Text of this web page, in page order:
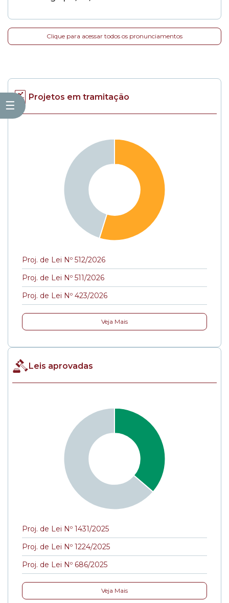
☰
Clique para acessar todos os pronunciamentos
Projetos em tramitação
Proj. de Lei Nº 512/2026
Proj. de Lei Nº 511/2026
Proj. de Lei Nº 423/2026
Veja Mais
Leis aprovadas
Proj. de Lei Nº 1431/2025
Proj. de Lei Nº 1224/2025
Proj. de Lei Nº 686/2025
Veja Mais